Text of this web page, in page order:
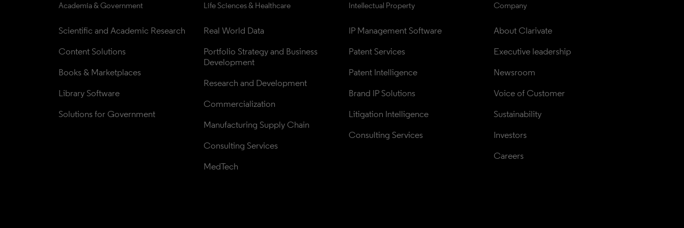
Academia & Government
Scientific and Academic Research
Content Solutions
Books & Marketplaces
Library Software
Solutions for Government
Life Sciences & Healthcare
Real World Data
Portfolio Strategy and Business
Development
Research and Development
Commercialization
Manufacturing Supply Chain
Consulting Services
MedTech
Intellectual Property
IP Management Software
Patent Services
Patent Intelligence
Brand IP Solutions
Litigation Intelligence
Consulting Services
Company
About Clarivate
Executive leadership
Newsroom
Voice of Customer
Sustainability
Investors
Careers